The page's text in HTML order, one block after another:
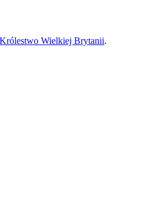
Wielkiej Brytanii.